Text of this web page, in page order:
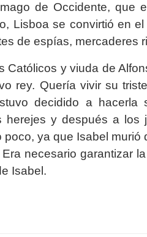
de Occidente, que
Lisboa se convirtió en
de espías, mercaderes
Católicos y viuda de
rey. Quería vivir su
decidido a hacerla
herejes y después a los
ya que Isabel
necesario garantizar
Isabel.